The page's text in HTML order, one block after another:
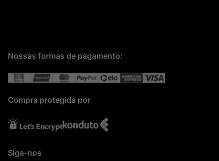
Nossas formas de pagamento:
Compra protegida por
Siga-nos